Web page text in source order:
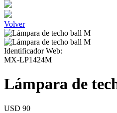
Volver
Identificador Web:
MX-LP1424M
Lámpara de
USD 90